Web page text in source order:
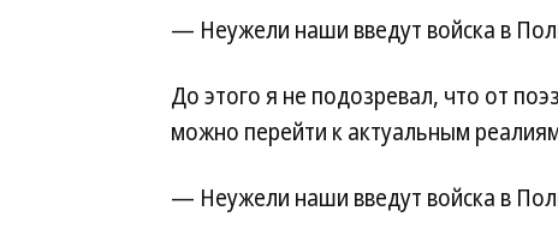
— Неужели наши введут войска в
До этого я не подозревал, что от
можно перейти к актуальным
— Неужели наши введут войска в